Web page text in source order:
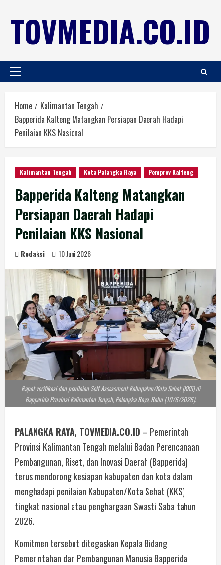
TOVMEDIA.CO.ID
Home
Kalimantan Tengah
Bapperida Kalteng Matangkan Persiapan Daerah Hadapi
Penilaian KKS Nasional
Kalimantan Tengah Kota Palangka Raya Pemprov Kalteng
Bapperida Kalteng Matangkan
Persiapan Daerah Hadapi
Penilaian KKS Nasional
Redaksi 10 Juni 2026
Rapat verifikasi dan penilaian Self Assessment Kabupaten/Kota Sehat (KKS) di
Bapperida Provinsi Kalimantan Tengah, Palangka Raya, Rabu (10/6/2026).
PALANGKA RAYA, TOVMEDIA.CO.ID – Pemerintah
Provinsi Kalimantan Tengah melalui Badan Perencanaan
Pembangunan, Riset, dan Inovasi Daerah (Bapperida)
terus mendorong kesiapan kabupaten dan kota dalam
menghadapi penilaian Kabupaten/Kota Sehat (KKS)
tingkat nasional atau penghargaan Swasti Saba tahun
2026.
Komitmen tersebut ditegaskan Kepala Bidang
Pemerintahan dan Pembangunan Manusia Bapperida